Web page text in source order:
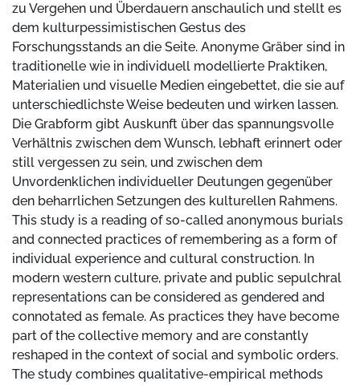
zu Vergehen und Überdauern anschaulich und stellt es
dem kulturpessimistischen Gestus des
Forschungsstands an die Seite. Anonyme Gräber sind in
traditionelle wie in individuell modellierte Praktiken,
Materialien und visuelle Medien eingebettet, die sie auf
unterschiedlichste Weise bedeuten und wirken lassen.
Die Grabform gibt Auskunft über das spannungsvolle
Verhältnis zwischen dem Wunsch, lebhaft erinnert oder
still vergessen zu sein, und zwischen dem
Unvordenklichen individueller Deutungen gegenüber
den beharrlichen Setzungen des kulturellen Rahmens.
This study is a reading of so-called anonymous burials
and connected practices of remembering as a form of
individual experience and cultural construction. In
modern western culture, private and public sepulchral
representations can be considered as gendered and
connotated as female. As practices they have become
part of the collective memory and are constantly
reshaped in the context of social and symbolic orders.
The study combines qualitative-empirical methods